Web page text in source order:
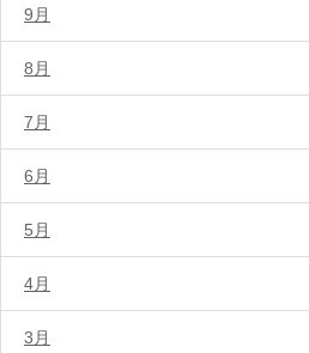
9月
8月
7月
6月
5月
4月
3月